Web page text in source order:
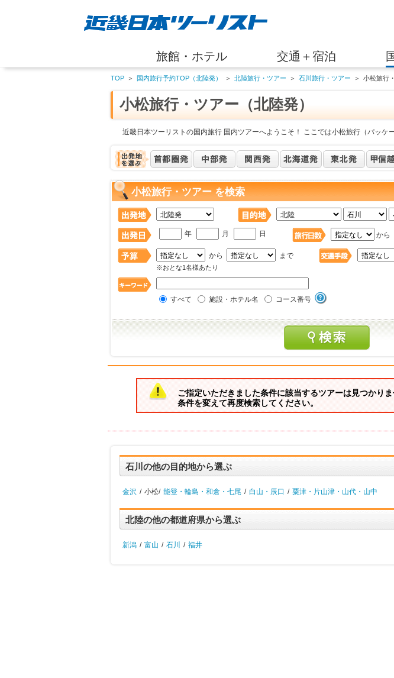
旅館・ホテル 交通＋宿泊
TOP ＞ 国内旅行予約TOP（北陸発） ＞ 北陸旅行・ツアー ＞ 石川旅行・ツアー ＞ 小松旅行
小松旅行・ツアー（北陸発）
近畿日本ツーリストの国内旅行 国内ツアーへようこそ！ ここでは小松旅行（パッケ
小松旅行・ツアー を検索
年 月 日 から
から まで
※おとな1名様あたり
すべて 施設・ホテル名 コース番号
ご指定いただきました条件に該当するツアーは見つかりま
条件を変えて再度検索してください。
石川の他の目的地から選ぶ
金沢 / 小松/ 能登・輪島・和倉・七尾 / 白山・辰口 / 粟津・片山津・山代・山中
北陸の他の都道府県から選ぶ
新潟 / 富山 / 石川 / 福井